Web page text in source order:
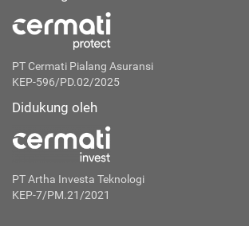
PT Cermati Pialang Asuransi
KEP-596/PD.02/2025
Didukung oleh
PT Artha Investa Teknologi
KEP-7/PM.21/2021